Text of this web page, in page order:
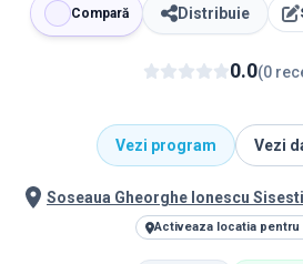
Compară Distribuie
0.0(0
Vezi program Vezi
Soseaua Gheorghe Ionescu
Activeaza locatia